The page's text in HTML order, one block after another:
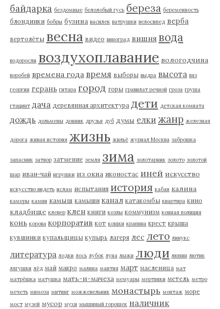
байдарка бездомные белолобый гусь береза беременность
блондинки бобры бузина василек ватрушки велосипед верба
вертолёты весна видео виноград вишня вода
водоросли воздухоплавание вологодчина
воробей времена года время выборы выдра высота вяз
георгин герань гитара город горы гравилат речной гроза груша
гтацинт дача деревянная архитектура дети детская комната
дождь дольмены донник друзья дуб думы елки жанр железная
дорога живая история жизнь жильё журнал Москва заброшка
запасник затвор затмение земля зима золотарник золото золотой
шар иван-чай игрушки из окна иконостас иней искусство
искусство видеть ислам испытания история кабан калина
камеры камни камыш камыши канал катакомбы квартира кино
кладбище клевер клен книги козлы коммунизм конная полиция
конь корова корпоратив кот кошки крапива крест крыша
кувшинки купальщицы купырь лагеря лес лето линукс
литература лодки лось лубок луна лыжи люди люпин лютик
лягушки лёд май макро малина мантия март масленица мат
матрёшка матушка мать-и-мачеха мемуары мертвяки метель метро
мечеть мимоза митинг можжевельник монастырь монтаж море
мост музей мусор мухи мышиный горошек наличник